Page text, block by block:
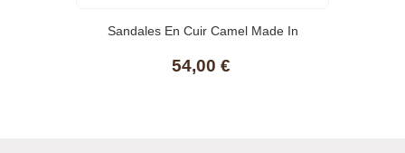
Sandales En Cuir Camel Made In
54,00 €